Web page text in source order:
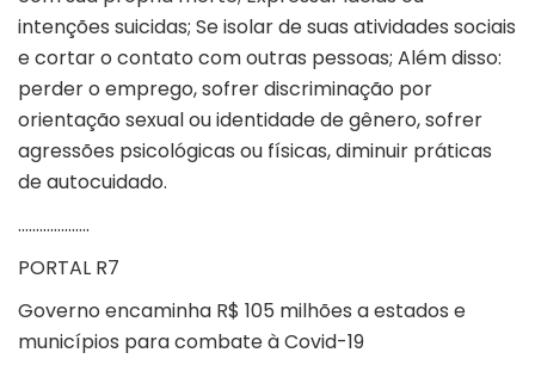
intenções suicidas; Se isolar de suas atividades sociais
e cortar o contato com outras pessoas; Além disso:
perder o emprego, sofrer discriminação por
orientação sexual ou identidade de gênero, sofrer
agressões psicológicas ou físicas, diminuir práticas
de autocuidado.
………………..
PORTAL R7
Governo encaminha R$ 105 milhões a estados e
municípios para combate à Covid-19